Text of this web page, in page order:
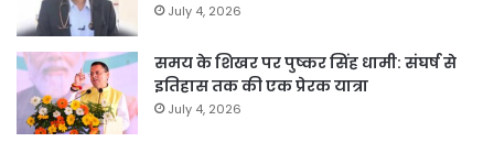
July 4, 2026
समय के शिखर पर पुष्कर सिंह धामी: संघर्ष से
इतिहास तक की एक प्रेरक यात्रा
July 4, 2026